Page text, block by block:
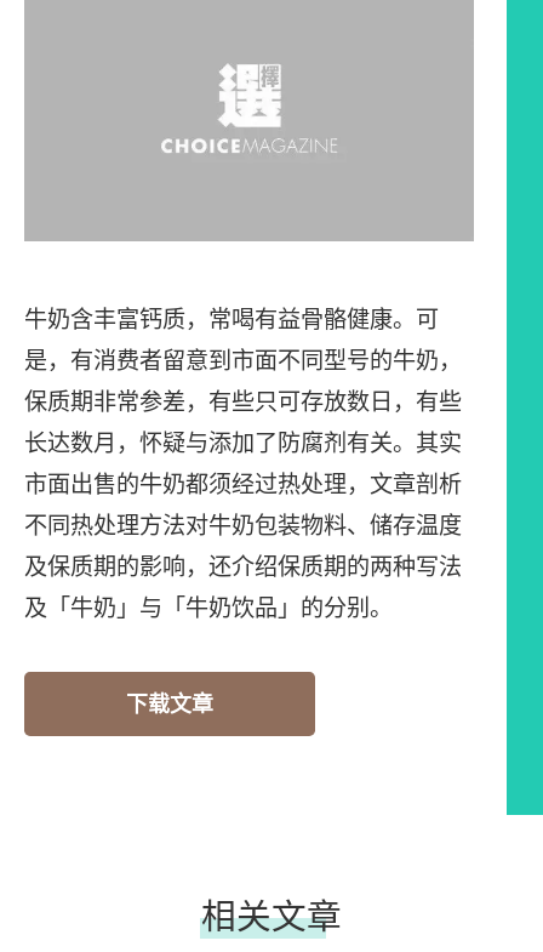
牛奶含丰富钙质，常喝有益骨骼健康。可
是，有消费者留意到市面不同型号的牛奶，
保质期非常参差，有些只可存放数日，有些
长达数月，怀疑与添加了防腐剂有关。其实
市面出售的牛奶都须经过热处理，文章剖析
不同热处理方法对牛奶包装物料、储存温度
及保质期的影响，还介绍保质期的两种写法
及「牛奶」与「牛奶饮品」的分别。
下载文章
相关文章